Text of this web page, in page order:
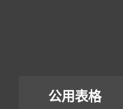
公用表格